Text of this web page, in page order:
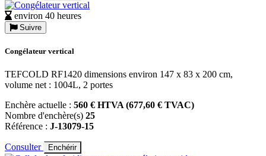
environ 40 heures
Suivre
Congélateur vertical
TEFCOLD RF1420 dimensions environ 147 x 83 x 200 cm,
volume net : 1004L, 2 portes
Enchère actuelle : 560 € HTVA (677,60 € TVAC)
Nombre d'enchère(s) 25
Référence : J-13079-15
Consulter Enchérir